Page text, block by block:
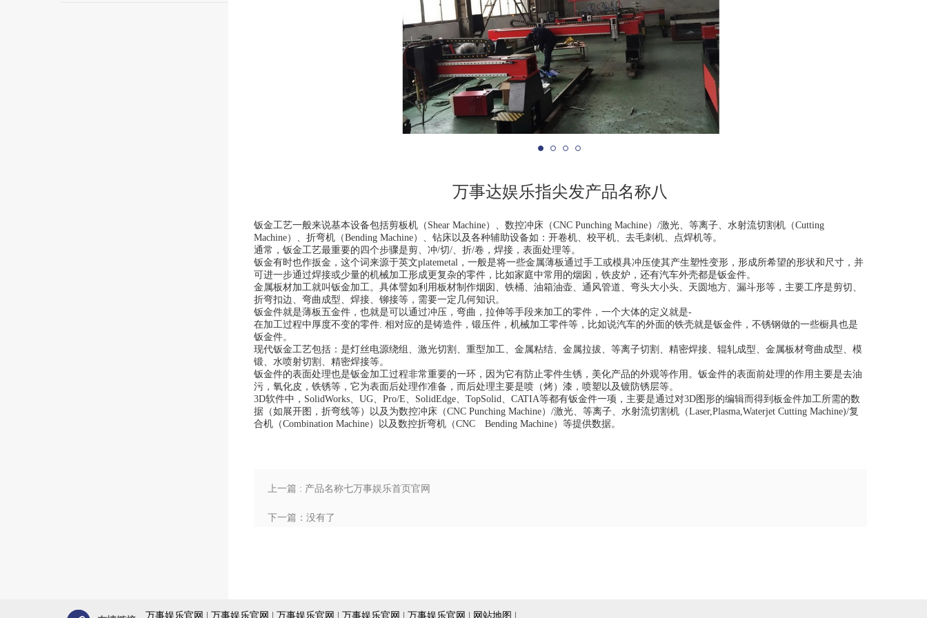
万事达娱乐指尖发产品名称八
钣金工艺一般来说基本设备包括剪板机（Shear Machine）、数控冲床（CNC Punching Machine）/激光、等离子、水射流切割机（Cutting
Machine）、折弯机（Bending Machine）、钻床以及各种辅助设备如：开卷机、校平机、去毛刺机、点焊机等。
通常，钣金工艺最重要的四个步骤是剪、冲/切/、折/卷，焊接，表面处理等。
钣金有时也作扳金，这个词来源于英文platemetal，一般是将一些金属薄板通过手工或模具冲压使其产生塑性变形，形成所希望的形状和尺寸，并
可进一步通过焊接或少量的机械加工形成更复杂的零件，比如家庭中常用的烟囱，铁皮炉，还有汽车外壳都是钣金件。
金属板材加工就叫钣金加工。具体譬如利用板材制作烟囱、铁桶、油箱油壶、通风管道、弯头大小头、天圆地方、漏斗形等，主要工序是剪切、
折弯扣边、弯曲成型、焊接、铆接等，需要一定几何知识。
钣金件就是薄板五金件，也就是可以通过冲压，弯曲，拉伸等手段来加工的零件，一个大体的定义就是-
在加工过程中厚度不变的零件. 相对应的是铸造件，锻压件，机械加工零件等，比如说汽车的外面的铁壳就是钣金件，不锈钢做的一些橱具也是
钣金件。
现代钣金工艺包括：是灯丝电源绕组、激光切割、重型加工、金属粘结、金属拉拔、等离子切割、精密焊接、辊轧成型、金属板材弯曲成型、模
锻、水喷射切割、精密焊接等。
钣金件的表面处理也是钣金加工过程非常重要的一环，因为它有防止零件生锈，美化产品的外观等作用。钣金件的表面前处理的作用主要是去油
污，氧化皮，铁锈等，它为表面后处理作准备，而后处理主要是喷（烤）漆，喷塑以及镀防锈层等。
3D软件中，SolidWorks、UG、Pro/E、SolidEdge、TopSolid、CATIA等都有钣金件一项，主要是通过对3D图形的编辑而得到板金件加工所需的数
据（如展开图，折弯线等）以及为数控冲床（CNC Punching Machine）/激光、等离子、水射流切割机（Laser,Plasma,Waterjet Cutting Machine)/复
合机（Combination Machine）以及数控折弯机（CNC Bending Machine）等提供数据。
上一篇 : 产品名称七万事娱乐首页官网
下一篇：没有了
万事娱乐官网 | 万事娱乐官网 | 万事娱乐官网 | 万事娱乐官网 | 万事娱乐官网 | 网站地图 |